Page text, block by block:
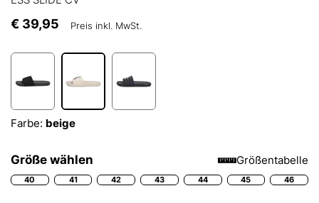
€ 39,95 Preis inkl. MwSt.
Farbe: beige
Größe wählen Größentabelle
40 41 42 43 44 45 46